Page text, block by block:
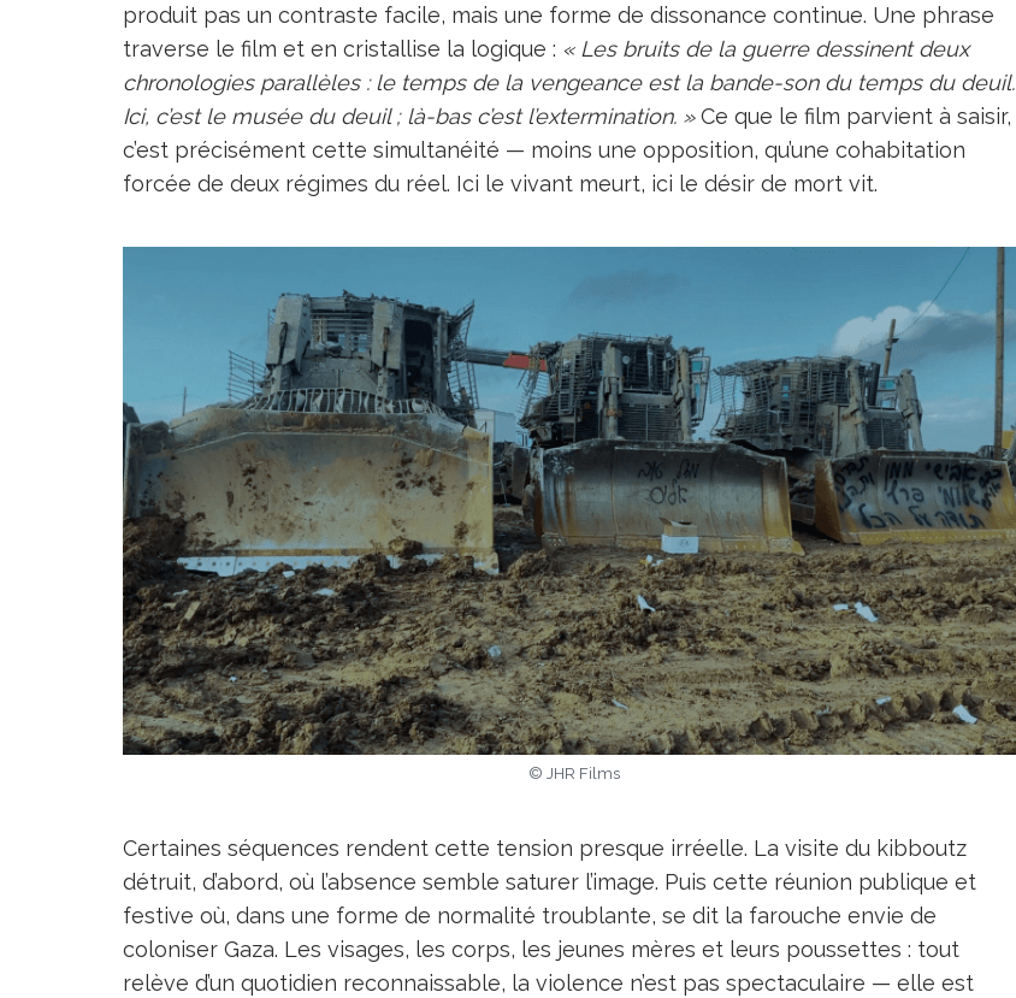
produit pas un contraste facile, mais une forme de dissonance continue. Une phrase
traverse le film et en cristallise la logique : « Les bruits de la guerre dessinent deux
chronologies parallèles : le temps de la vengeance est la bande-son du temps du deuil.
Ici, c’est le musée du deuil ; là-bas c’est l’extermination. »Ce que le film parvient à saisir,
c’est précisément cette simultanéité — moins une opposition, qu’une cohabitation
forcée de deux régimes du réel. Ici le vivant meurt, ici le désir de mort vit.
© JHR Films
Certaines séquences rendent cette tension presque irréelle. La visite du kibboutz
détruit, d’abord, où l’absence semble saturer l’image. Puis cette réunion publique et
festive où, dans une forme de normalité troublante, se dit la farouche envie de
coloniser Gaza. Les visages, les corps, les jeunes mères et leurs poussettes : tout
relève d’un quotidien reconnaissable, la violence n’est pas spectaculaire — elle est